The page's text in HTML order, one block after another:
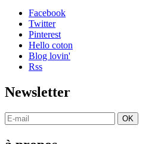
Facebook
Twitter
Pinterest
Hello coton
Blog lovin'
Rss
Newsletter
OK